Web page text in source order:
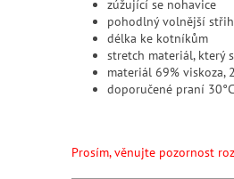
zúžující se nohavice
pohodlný volnější
délka ke kotníkům
stretch materiál, který
materiál 69% viskoza,
doporučené praní 30°C
Prosím, věnujte pozornost